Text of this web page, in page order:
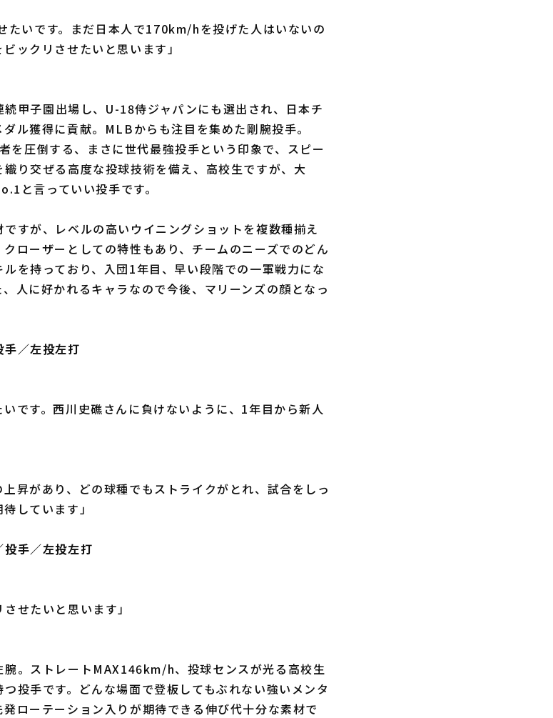
たいです。まだ日本人で170km/hを投げた人はいないの
ックリさせたいと思います」
続甲子園出場し、U-18侍ジャパンにも選出され、日本チ
ル獲得に貢献。MLBからも注目を集めた剛腕投手。
圧倒する、まさに世代最強投手という印象で、スピー
り交ぜる高度な投球技術を備え、高校生ですが、大
と言っていい投手です。
すが、レベルの高いウイニングショットを複数種揃え
ローザーとしての特性もあり、チームのニーズでのどん
を持っており、入団1年目、早い段階での一軍戦力にな
人に好かれるキャラなので今後、マリーンズの顔となっ
／左投左打
いです。西川史礁さんに負けないように、1年目から新人
上昇があり、どの球種でもストライクがとれ、試合をしっ
しています」
手／左投左打
せたいと思います」
腕。ストレートMAX146km/h、投球センスが光る高校生
投手です。どんな場面で登板してもぶれない強いメンタ
ローテーション入りが期待できる伸び代十分な素材で